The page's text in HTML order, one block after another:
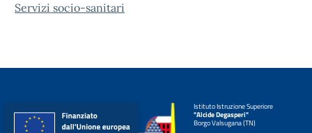
Servizi socio-sanitari
Istituto Istruzione Superiore
"Alcide Degasperi"
Borgo Valsugana (TN)